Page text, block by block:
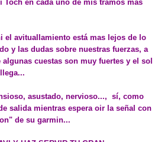
en cada uno de mis tramos mas
el avituallamiento está mas lejos de lo
y las dudas sobre nuestras fuerzas, a
cuestas son muy fuertes y el sol
asustado, nervioso..., sí, como
salida mientras espera oir la señal con
de su garmin...